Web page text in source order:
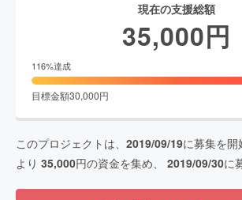
現在の支援総額
35,000円
116%達成
目標金額30,000円
このプロジェクトは、 2019/09/19に募集を開
より 35,000円の資金を集め、 2019/09/30に